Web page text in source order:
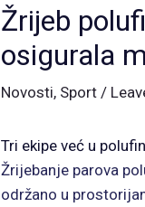
Žrijeb
osigurala
Novosti, Sport/
Tri ekipe već u
Žrijebanje parova
održano u